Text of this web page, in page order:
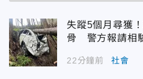
失蹤5個月尋獲
骨 警方報請相
22分鐘前 社會